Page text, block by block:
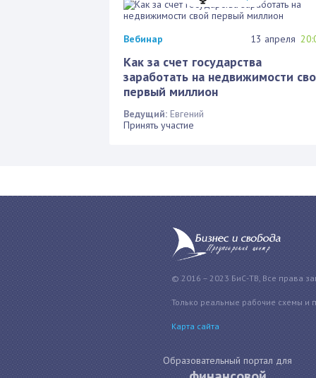
Вебинар 13 апреля
Как за счет государства
заработать на недвижимости
первый миллион
Ведущий: Евгений
Принять участие
© 2016 – 2023 БиС-ТВ, Все права
Только реальные рабочие схемы и
Карта сайта
Образовательный портал для